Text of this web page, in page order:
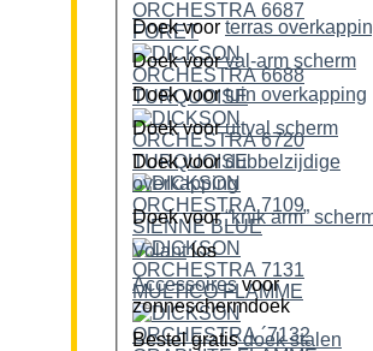
Doek voor terras
Doek voor
val-arm scherm
Doek voor
tuin overkapping
Doek voor
uitval scherm
Doek voordubbelzijdige
overkapping
Doek voor
“knik arm”
Volantlos
Accessoiresvoor
zonneschermdoek
Bestel gratis doek stalen